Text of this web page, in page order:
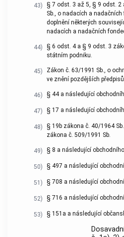
43)
§ 7 odst. 3 až 5, § 9 odst.
Sb., o nadacích a
doplnění některých
nadacích a nadačních
44)
§ 6 odst. 4 a § 9 odst. 3
státním podniku.
45)
Zákon č. 63/1991 Sb., o
ve znění pozdějších
46) § 44 a následující
47) § 17 a následující
48)
§ 19b zákona č. 40/1964
zákona č. 509/1991 Sb.
49) § 8 a následující
50) § 497 a následující
51) § 708 a následující
52) § 716 a následující
53) § 151a a následující